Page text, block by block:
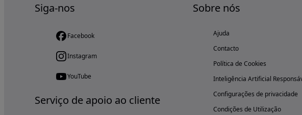
Siga-nos
Facebook
Instagram
YouTube
Serviço de apoio ao cliente
Sobre nós
Ajuda
Contacto
Política de Cookies
Inteligência Artificial
Configurações de privacidade
Condições de Utilização